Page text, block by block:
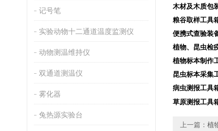
记号笔
实验动物十二通道温度监测仪
动物测温维持仪
双通道测温仪
雾化器
兔热源实验台
木材及木质包
粮谷取样工具
便携式查验装
植物、昆虫检
植物标本制作
昆虫标本采集
病虫测报工具
草原测报工具
上一篇： 植